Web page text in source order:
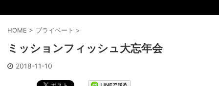
HOME > プライベート >
ミッションフィッシュ大忘年会
2018-11-10